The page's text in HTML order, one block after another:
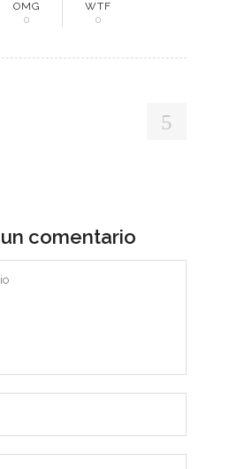
OMG
0
WTF
0
comentario